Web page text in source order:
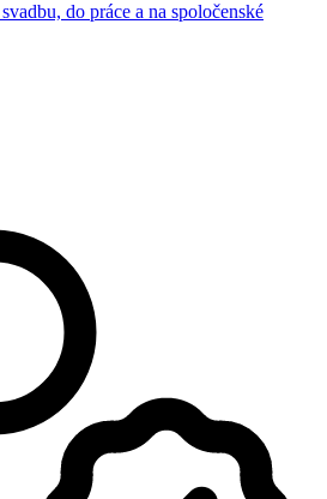
do práce a na spoločenské